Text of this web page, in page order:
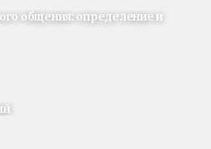
общения: определение и